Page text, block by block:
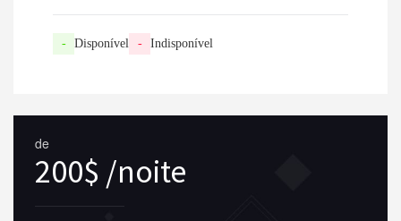
- Disponível - Indisponível
de
200$ /noite